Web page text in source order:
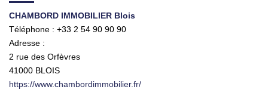
Estimation Par Un Professionnel
SYNDIC
CHAMBORD IMMOBILIER Blois
Téléphone : +33 2 54 90 90 90
Adresse :
2 rue des Orfèvres
41000 BLOIS
https://www.chambordimmobilier.fr/